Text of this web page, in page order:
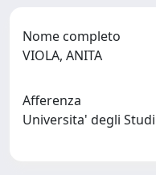
Nome completo
VIOLA, ANITA
Afferenza
Universita' degli